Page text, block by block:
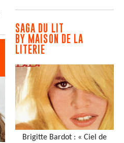
SAGA DU LIT
BY MAISON DE LA
LITERIE
Brigitte Bardot : « Ciel de